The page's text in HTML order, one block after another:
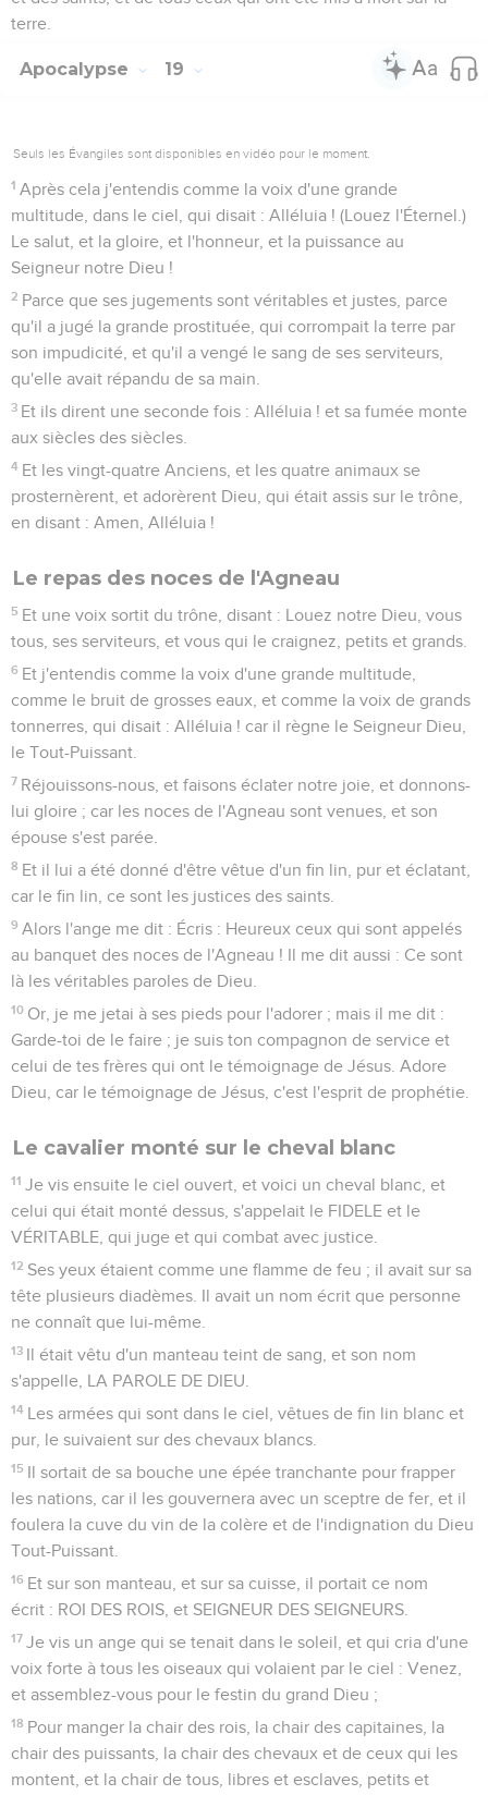
terre.
Apocalypse 19
Seuls les Évangiles sont disponibles en vidéo pour le moment.
1 Après cela j'entendis comme la voix d'une grande
multitude, dans le ciel, qui disait : Alléluia ! (Louez l'Éternel.)
Le salut, et la gloire, et l'honneur, et la puissance au
Seigneur notre Dieu !
2 Parce que ses jugements sont véritables et justes, parce
qu'il a jugé la grande prostituée, qui corrompait la terre par
son impudicité, et qu'il a vengé le sang de ses serviteurs,
qu'elle avait répandu de sa main.
3 Et ils dirent une seconde fois : Alléluia ! et sa fumée monte
aux siècles des siècles.
4 Et les vingt-quatre Anciens, et les quatre animaux se
prosternèrent, et adorèrent Dieu, qui était assis sur le trône,
en disant : Amen, Alléluia !
Le repas des noces de l'Agneau
5 Et une voix sortit du trône, disant : Louez notre Dieu, vous
tous, ses serviteurs, et vous qui le craignez, petits et grands.
6 Et j'entendis comme la voix d'une grande multitude,
comme le bruit de grosses eaux, et comme la voix de grands
tonnerres, qui disait : Alléluia ! car il règne le Seigneur Dieu,
le Tout-Puissant.
7 Réjouissons-nous, et faisons éclater notre joie, et donnons-
lui gloire ; car les noces de l'Agneau sont venues, et son
épouse s'est parée.
8 Et il lui a été donné d'être vêtue d'un fin lin, pur et éclatant,
car le fin lin, ce sont les justices des saints.
9 Alors l'ange me dit : Écris : Heureux ceux qui sont appelés
au banquet des noces de l'Agneau ! Il me dit aussi : Ce sont
là les véritables paroles de Dieu.
10 Or, je me jetai à ses pieds pour l'adorer ; mais il me dit :
Garde-toi de le faire ; je suis ton compagnon de service et
celui de tes frères qui ont le témoignage de Jésus. Adore
Dieu, car le témoignage de Jésus, c'est l'esprit de prophétie.
Le cavalier monté sur le cheval blanc
11 Je vis ensuite le ciel ouvert, et voici un cheval blanc, et
celui qui était monté dessus, s'appelait le FIDELE et le
VÉRITABLE, qui juge et qui combat avec justice.
12 Ses yeux étaient comme une flamme de feu ; il avait sur sa
tête plusieurs diadèmes. Il avait un nom écrit que personne
ne connaît que lui-même.
13 Il était vêtu d'un manteau teint de sang, et son nom
s'appelle, LA PAROLE DE DIEU.
14 Les armées qui sont dans le ciel, vêtues de fin lin blanc et
pur, le suivaient sur des chevaux blancs.
15 Il sortait de sa bouche une épée tranchante pour frapper
les nations, car il les gouvernera avec un sceptre de fer, et il
foulera la cuve du vin de la colère et de l'indignation du Dieu
Tout-Puissant.
16 Et sur son manteau, et sur sa cuisse, il portait ce nom
écrit : ROI DES ROIS, et SEIGNEUR DES SEIGNEURS.
17 Je vis un ange qui se tenait dans le soleil, et qui cria d'une
voix forte à tous les oiseaux qui volaient par le ciel : Venez,
et assemblez-vous pour le festin du grand Dieu ;
18 Pour manger la chair des rois, la chair des capitaines, la
chair des puissants, la chair des chevaux et de ceux qui les
montent, et la chair de tous, libres et esclaves, petits et